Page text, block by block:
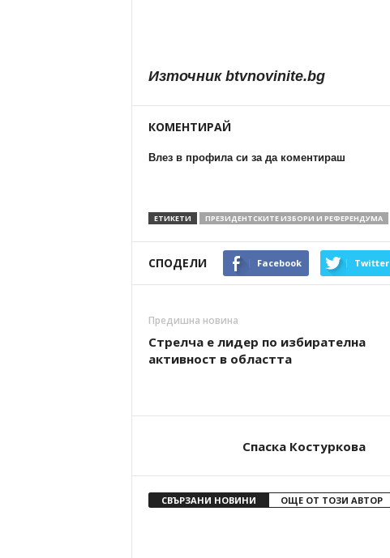
Източник btvnovinite.bg
КОМЕНТИРАЙ
Влез в профила си за да коментираш
ЕТИКЕТИ ПРЕЗИДЕНТСКИТЕ ИЗБОРИ И РЕФЕРЕНДУМА
СПОДЕЛИ Facebook Twitter
Предишна новина
Стрелча е лидер по избирателна
активност в областта
Спаска Костуркова
СВЪРЗАНИ НОВИНИ ОЩЕ ОТ ТОЗИ АВТОР